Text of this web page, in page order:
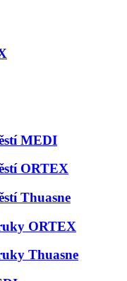
MEDI
ORTEX
Thuasne
ORTEX
Thuasne